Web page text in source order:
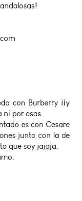
con Burberry ¡¡y
ni por esas.
es con Cesare
junto con la de
que soy jajaja.